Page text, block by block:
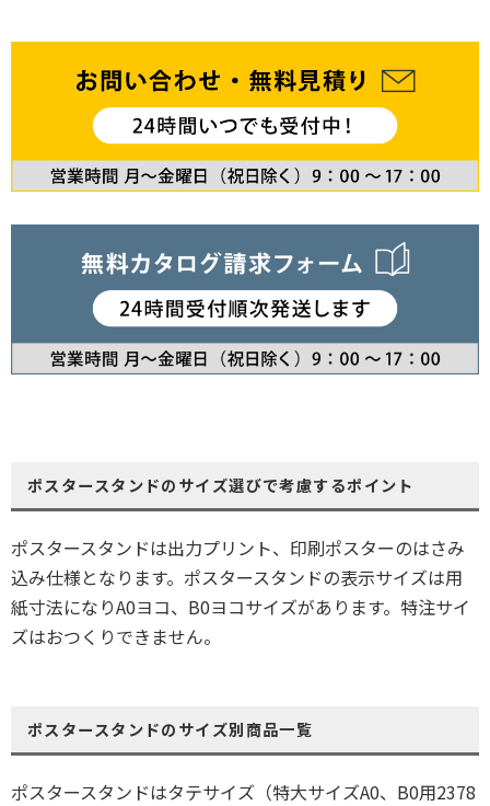
ポスタースタンドのサイズ選びで考慮するポイント
ポスタースタンドは出力プリント、印刷ポスターのはさみ
込み仕様となります。ポスタースタンドの表示サイズは用
紙寸法になりA0ヨコ、B0ヨコサイズがあります。特注サイ
ズはおつくりできません。
ポスタースタンドのサイズ別商品一覧
ポスタースタンドはタテサイズ（特大サイズA0、B0用2378